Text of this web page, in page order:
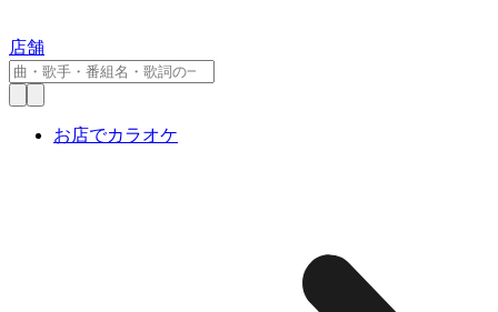
店舗
お店でカラオケ